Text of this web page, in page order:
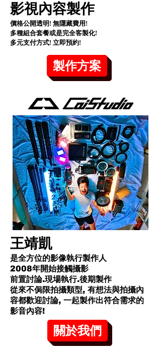
影視內容製作
價格公開透明! 無隱藏費用!
​多種組合套餐或是完全客製化!
多元支付方式! 立即預約!
製作方案
王靖凱
是全方位的影像執行製作人
2008年開始接觸攝影
前置討論.現場執行.後期製作
從來不侷限拍攝類型, 有想法與拍攝內
容都歡迎討論, 一起製作出符合需求的
影音內容!​
關於我們